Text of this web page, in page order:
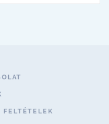
FELTÉTELEK